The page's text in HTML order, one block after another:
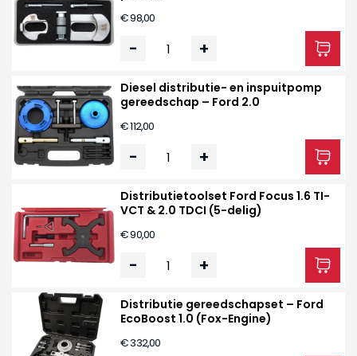
€ 98,00
- +
Diesel distributie- en inspuitpomp
gereedschap – Ford 2.0
€ 112,00
- +
Distributietoolset Ford Focus 1.6 TI-
VCT & 2.0 TDCI (5-delig)
€ 90,00
- +
Distributie gereedschapset – Ford
EcoBoost 1.0 (Fox-Engine)
€ 332,00